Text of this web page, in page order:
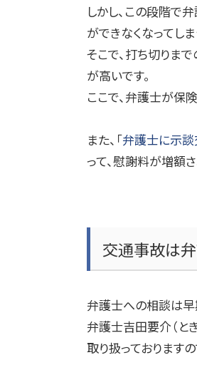
しかし、この段階で
ができなくなってし
そこで、打ち切りま
が高いです。
ここで、弁護士が保
また、「弁護士に示
って、慰謝料が増額
交通事故は
弁護士への相談は早
弁護士吉田要介（と
取り扱っております